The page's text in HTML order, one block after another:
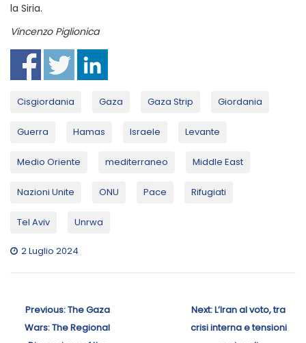
la Siria.
Vincenzo Piglionica
Cisgiordania Gaza Gaza Strip Giordania
Guerra Hamas Israele Levante
Medio Oriente mediterraneo Middle East
Nazioni Unite ONU Pace Rifugiati
Tel Aviv Unrwa
2 Luglio 2024
articoli
Previous:Previous
post:
The Gaza
Wars: The Regional
Next:Next
post:
L’Iran al voto, tra
crisi interna e tensioni